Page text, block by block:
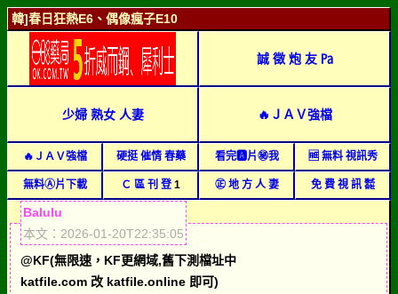
韓]春日狂熱E6、偶像瘋子E10
誠 徵 炮 友 ㎩
少婦 熟女 人妻 🔥ＪＡＶ強檔
🔥ＪＡＶ強檔 硬挺 催情 春藥 看完🅰片㊙我 🆓 無料 視訊秀
無料Ⓐ片下載 Ｃ 區 刊 登1 ㊣ 地 方 人 妻 免 費 視 訊 ㍿
Balulu
本文：2026-01-20T22:35:05
@KF(無限速，KF更網域,舊下測檔址中
katfile.com 改 katfile.online 即可)